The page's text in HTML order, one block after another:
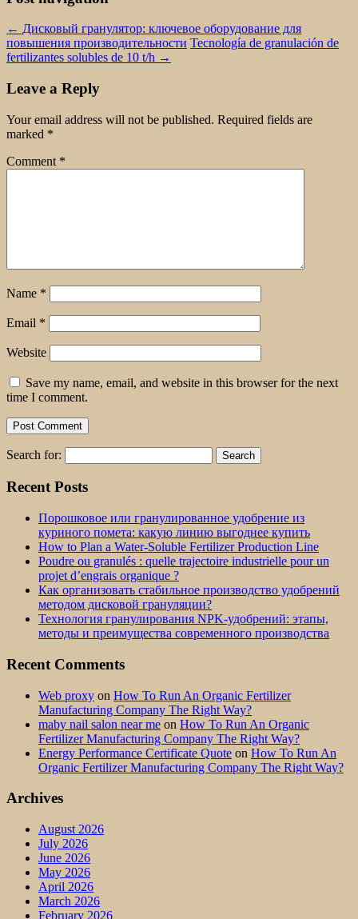
← Дисковый гранулятор: ключевое оборудование для
повышения производительности Tecnología de granulación de
fertilizantes solubles de 10 t/h →
Leave a Reply
Your email address will not be published. Required fields are
marked *
Comment *
Name *
Email *
Website
Save my name, email, and website in this browser for the next
time I comment.
Search for:
Recent Posts
Порошковое или гранулированное удобрение из
куриного помета: какую линию выгоднее купить
How to Plan a Water-Soluble Fertilizer Production Line
Poudre ou granulés : quelle trajectoire industrielle pour un
projet d’engrais organique ?
Как организовать стабильное производство удобрений
методом дисковой грануляции?
Технология гранулирования NPK-удобрений: этапы,
методы и преимущества современного производства
Recent Comments
Web proxy on How To Run An Organic Fertilizer
Manufacturing Company The Right Way?
maby nail salon near me on How To Run An Organic
Fertilizer Manufacturing Company The Right Way?
Energy Performance Certificate Quote on How To Run An
Organic Fertilizer Manufacturing Company The Right Way?
Archives
August 2026
July 2026
June 2026
May 2026
April 2026
March 2026
February 2026